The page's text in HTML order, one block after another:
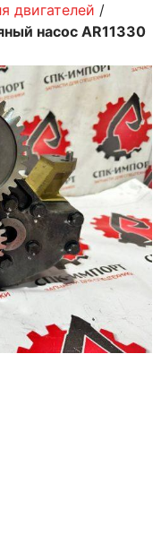
двигателей /
насос AR11330